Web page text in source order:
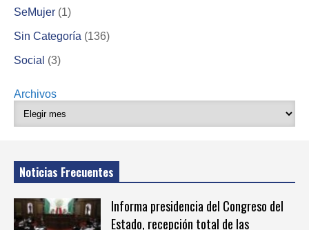
SeMujer (1)
Sin Categoría (136)
Social (3)
Archivos
Noticias Frecuentes
Informa presidencia del Congreso del
Estado, recepción total de las